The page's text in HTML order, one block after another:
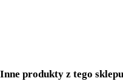
Inne produkty z tego sklepu